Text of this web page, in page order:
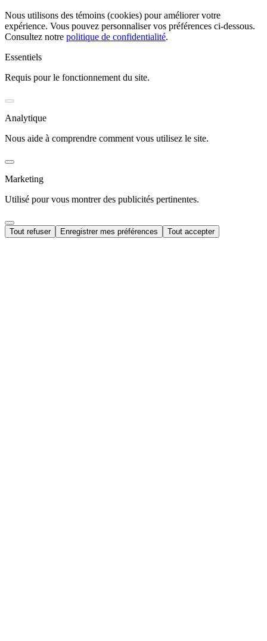
Nous utilisons des témoins (cookies) pour améliorer votre
expérience. Vous pouvez personnaliser vos préférences ci-dessous.
Consultez notre politique de confidentialité.
Essentiels
Requis pour le fonctionnement du site.
Analytique
Nous aide à comprendre comment vous utilisez le site.
Marketing
Utilisé pour vous montrer des publicités pertinentes.
Tout refuser Enregistrer mes préférences Tout accepter